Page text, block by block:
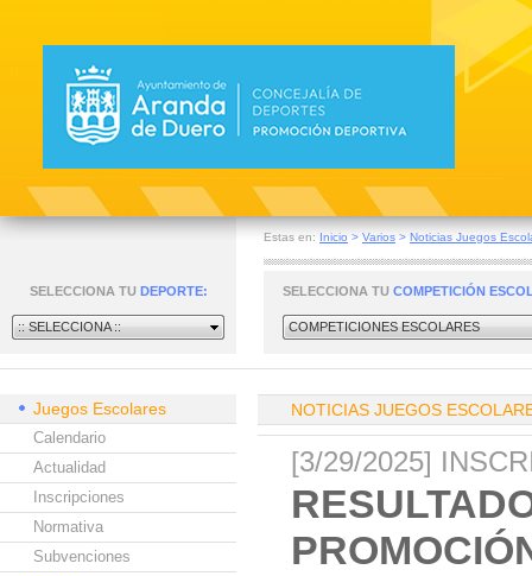
Estas en: Inicio > Varios > Noticias Juegos
SELECCIONA TU DEPORTE:
:: SELECCIONA ::
SELECCIONA TU COMPETICIÓN
COMPETICIONES ESCOLARES
Juegos Escolares
Calendario
Actualidad
Inscripciones
Normativa
Subvenciones
NOTICIAS JUEGOS
[3/29/2025]